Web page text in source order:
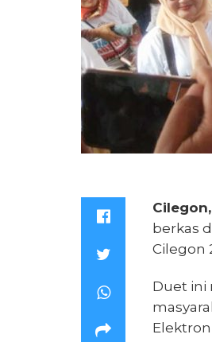
berkas
Cilegon
Duet ini